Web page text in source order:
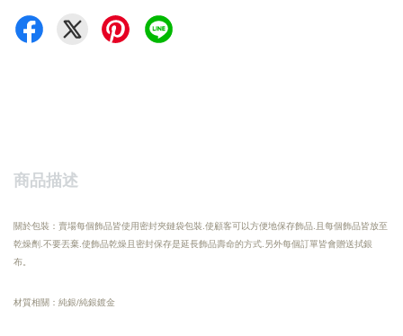
商品描述
關於包裝：賣場每個飾品皆使用密封夾鏈袋包裝.使顧客可以方便地保存飾品.且每個飾品皆放至
乾燥劑.不要丟棄.使飾品乾燥且密封保存是延長飾品壽命的方式.另外每個訂單皆會贈送拭銀
布。
材質相關：純銀/純銀鍍金